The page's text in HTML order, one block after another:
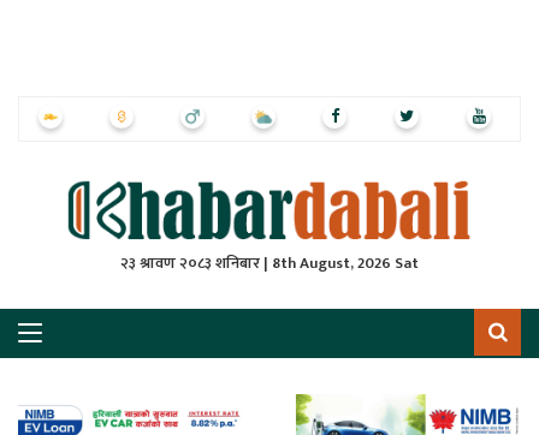
२३ श्रावण २०८३ शनिबार | 8th August, 2026 Sat